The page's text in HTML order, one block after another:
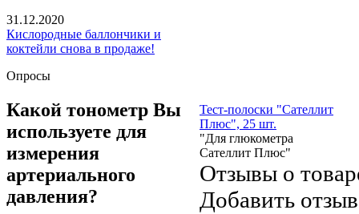
31.12.2020
Кислородные баллончики и
коктейли снова в продаже!
Опросы
Какой тонометр Вы
используете для
измерения
артериального
давления?
Тест-полоски "Сателлит
Плюс", 25 шт.
"Для глюкометра
Сателлит Плюс"
Отзывы о
Добавить отзыв